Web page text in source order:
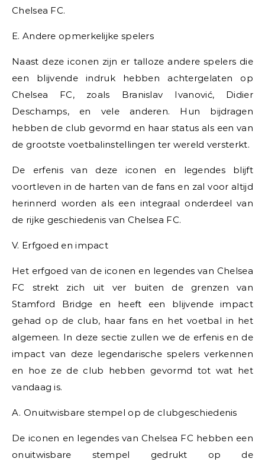
Chelsea FC.
E. Andere opmerkelijke spelers
Naast deze iconen zijn er talloze andere spelers die
een blijvende indruk hebben achtergelaten op
Chelsea FC, zoals Branislav Ivanović, Didier
Deschamps, en vele anderen. Hun bijdragen
hebben de club gevormd en haar status als een van
de grootste voetbalinstellingen ter wereld versterkt.
De erfenis van deze iconen en legendes blijft
voortleven in de harten van de fans en zal voor altijd
herinnerd worden als een integraal onderdeel van
de rijke geschiedenis van Chelsea FC.
V. Erfgoed en impact
Het erfgoed van de iconen en legendes van Chelsea
FC strekt zich uit ver buiten de grenzen van
Stamford Bridge en heeft een blijvende impact
gehad op de club, haar fans en het voetbal in het
algemeen. In deze sectie zullen we de erfenis en de
impact van deze legendarische spelers verkennen
en hoe ze de club hebben gevormd tot wat het
vandaag is.
A. Onuitwisbare stempel op de clubgeschiedenis
De iconen en legendes van Chelsea FC hebben een
onuitwisbare stempel gedrukt op de